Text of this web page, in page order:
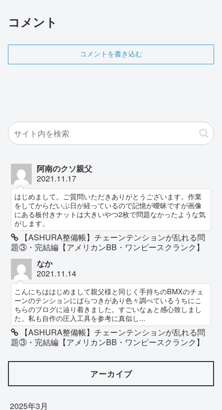
コメント
コメントを書き込む
阿南のクソ親父
2021.11.17
はじめまして。ご質問いただきありがとうございます。作業
をしてからだいぶ日が経っているので記憶が曖昧ですが画像
にある板付きナットは大きいやつ2枚で問題なかったような気
がします。
【ASHURA整備帳】チェーンテンションが乱れる問
題③・完結編【アメリカンBB・ワンピースクランク】
なか
2021.11.14
こんにちははじめまして親父様と同じく手持ちのBMXのチェ
ーンのテンションにばらつきがあり色々調べているうちにこ
ちらのブログに辿り着きました。すごいなぁと感心致しまし
た。私も自作の圧入工具を参考に真似し...
【ASHURA整備帳】チェーンテンションが乱れる問
題③・完結編【アメリカンBB・ワンピースクランク】
アーカイブ
2025年3月